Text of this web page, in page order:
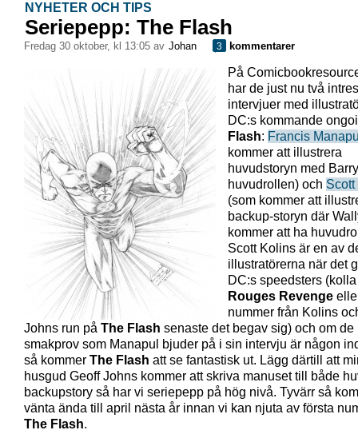
NYHETER OCH TIPS
Seriepepp: The Flash
fredag 30 oktober, kl 13:05 av Johan 3 kommentarer
På
har de just nu två
intervjuer med
DC:s kommande
Flash: Francis
kommer att illustrera
huvudstoryn med
huvudrollen) och
(som kommer att
backup-storyn där
kommer att ha
Scott Kolins är en av
illustratörerna när det
DC:s speedsters
Rouges Revenge
nummer från Kolins
Johns run på The Flash senaste det begav sig) och om de
smakprov som Manapul bjuder på i sin intervju är någon
så kommer The Flash att se fantastisk ut. Lägg därtill att
husgud Geoff Johns kommer att skriva manuset till både
backupstory så har vi seriepepp på hög nivå. Tyvärr så
vänta ända till april nästa år innan vi kan njuta av första
The Flash.